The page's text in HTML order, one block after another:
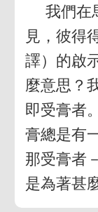
我們在
見，彼得
譯）的啟
麼意思？
即受膏者
膏總是有
那受膏者
是為著甚